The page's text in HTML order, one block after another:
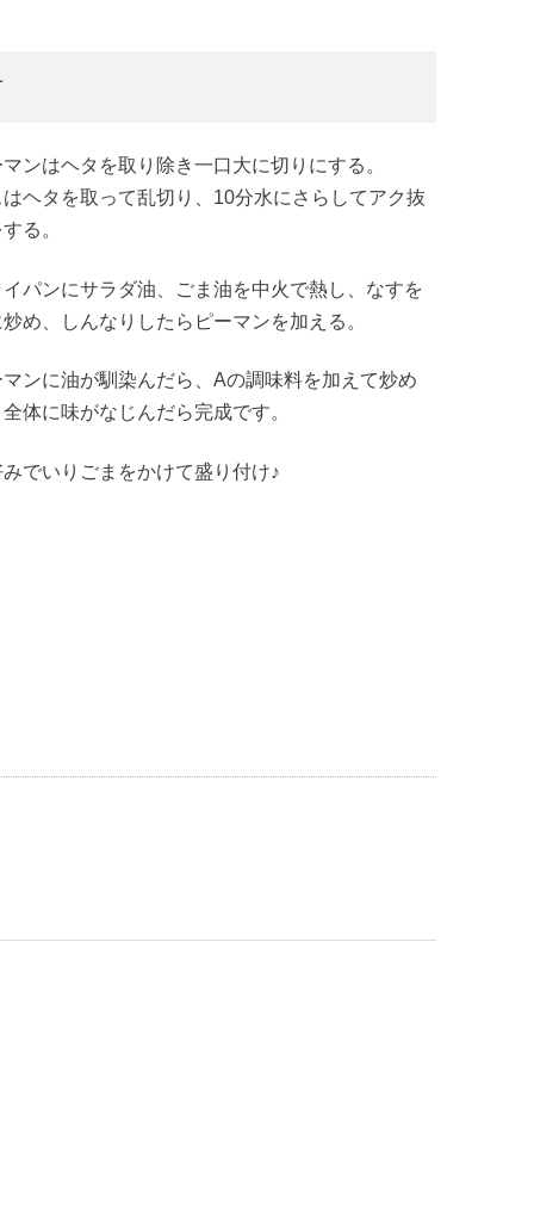
ンはヘタを取り除き一口大に切りにする。
ヘタを取って乱切り、10分水にさらしてアク抜
る。
パンにサラダ油、ごま油を中火で熱し、なすを
め、しんなりしたらピーマンを加える。
ンに油が馴染んだら、Aの調味料を加えて炒め
体に味がなじんだら完成です。
でいりごまをかけて盛り付け♪